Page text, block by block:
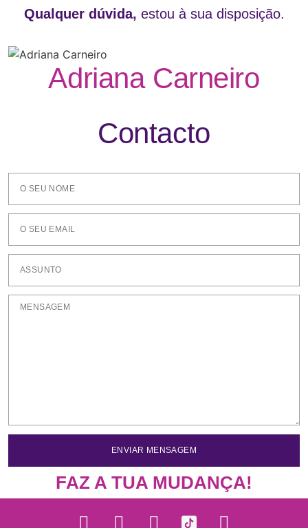
Qualquer dúvida, estou à sua disposição.
Adriana Carneiro
Contacto
ENVIAR MENSAGEM
FAZ A TUA MUDANÇA!